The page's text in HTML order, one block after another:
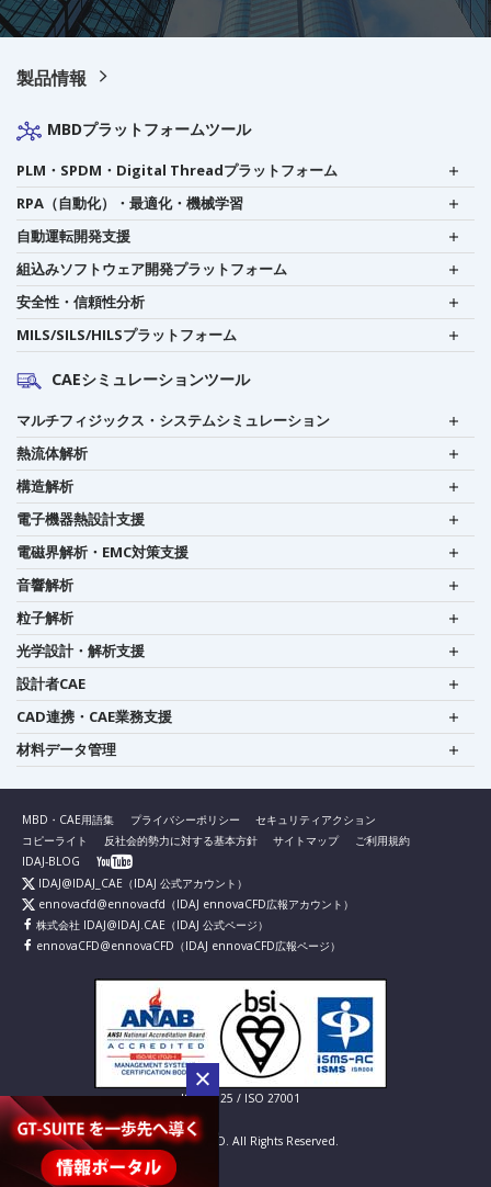
製品情報
MBDプラットフォームツール
PLM・SPDM・Digital Threadプラットフォーム
RPA（自動化）・最適化・機械学習
自動運転開発支援
組込みソフトウェア開発プラットフォーム
安全性・信頼性分析
MILS/SILS/HILSプラットフォーム
CAEシミュレーションツール
マルチフィジックス・システムシミュレーション
熱流体解析
構造解析
電子機器熱設計支援
電磁界解析・EMC対策支援
音響解析
粒子解析
光学設計・解析支援
設計者CAE
CAD連携・CAE業務支援
材料データ管理
MBD・CAE用語集 プライバシーポリシー
セキュリティアクション
コピーライト
反社会的勢力に対する基本方針 サイトマップ
ご利用規約
IDAJ-BLOG
IDAJ@IDAJ_CAE （IDAJ 公式アカウント）
ennovacfd@ennovacfd （IDAJ ennovaCFD広報アカウント）
株式会社 IDAJ@IDAJ.CAE （IDAJ 公式ページ）
ennovaCFD@ennovaCFD （IDAJ ennovaCFD広報ページ）
IS 826725 / ISO 27001
© IDAJ Co., LTD. All Rights Reserved.